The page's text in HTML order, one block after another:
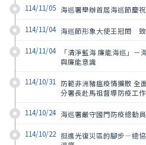
114/11/05 海巡署舉辦首屆海巡節慶
114/11/04 海巡節形象大使王冠閎　
114/11/04
「清淨藍海 廉能海巡」
與廉能意識
114/10/31
防範非洲豬瘟疫情擴散 全
分署長赴馬祖督導防疫工作
114/10/24 海巡署嚴守國門防疫總動
114/10/22 挺進光復災區的腳步—總